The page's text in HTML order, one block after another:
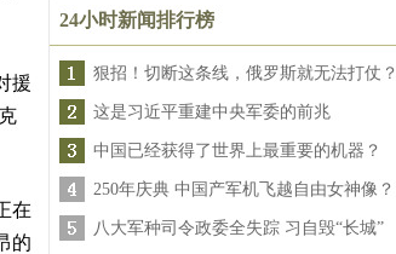
援
在
的
24小时新闻排行榜
狠招！切断这条线，俄罗斯就无法打仗？
这是习近平重建中央军委的前兆
中国已经获得了世界上最重要的机器？
250年庆典 中国产军机飞越自由女神像？
八大军种司令政委全失踪 习自毁“长城”